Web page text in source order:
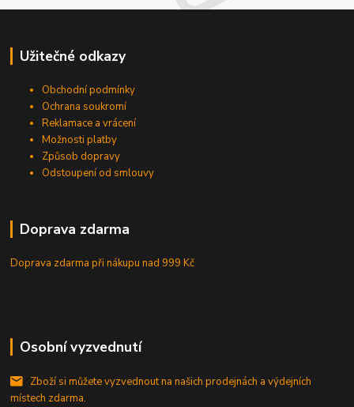
Užitečné odkazy
Obchodní podmínky
Ochrana soukromí
Reklamace a vrácení
Možnosti platby
Způsob dopravy
Odstoupení od smlouvy
Doprava zdarma
Doprava zdarma při nákupunad 999 Kč
Osobní vyzvednutí
Zboží si můžete vyzvednout na našich prodejnách a výdejních
místech zdarma.